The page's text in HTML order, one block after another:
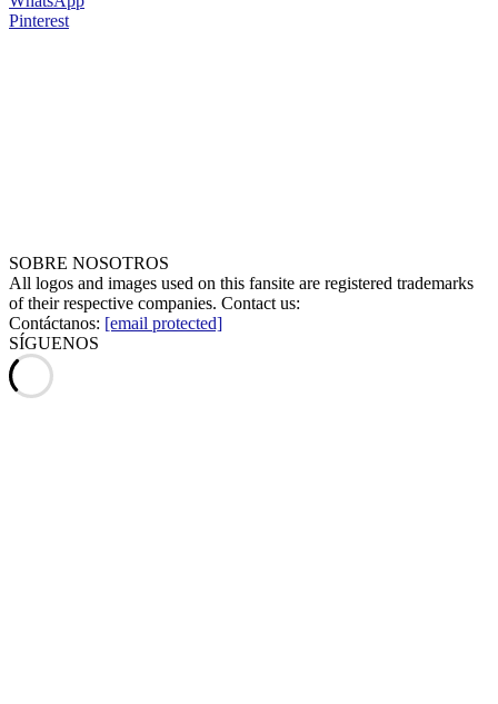
Pinterest
SOBRE NOSOTROS
All logos and images used on this fansite are registered trademarks
of their respective companies. Contact us:
Contáctanos: [email protected]
SÍGUENOS